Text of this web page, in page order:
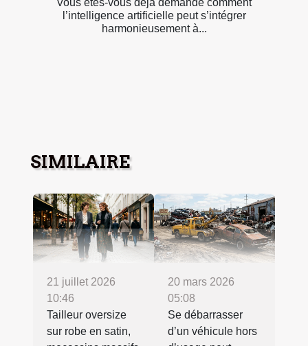
l’intelligence artificielle peut s’intégrer
harmonieusement à...
SIMILAIRE
21 juillet 2026
10:46
Tailleur oversize
sur robe en satin,
20 mars 2026
05:08
Se débarrasser
d’un véhicule hors